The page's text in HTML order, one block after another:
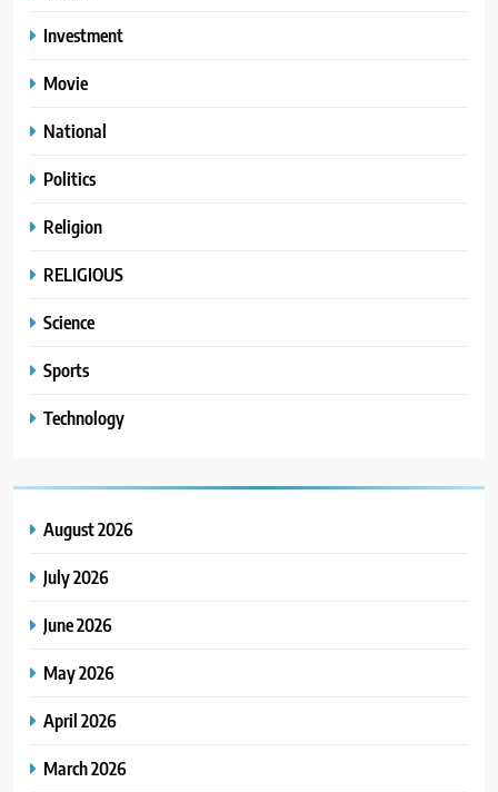
Investment
Movie
National
Politics
Religion
RELIGIOUS
Science
Sports
Technology
August 2026
July 2026
June 2026
May 2026
April 2026
March 2026